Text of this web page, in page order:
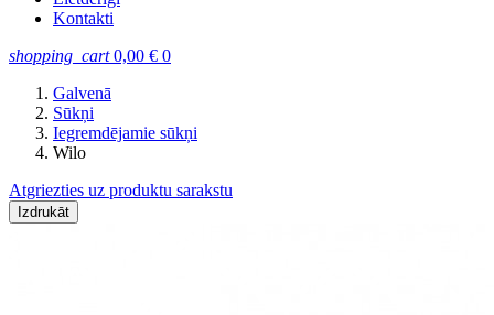
Kontakti
shopping_cart 0,00 € 0
Galvenā
Sūkņi
Iegremdējamie sūkņi
Wilo
Atgriezties uz produktu sarakstu
Izdrukāt